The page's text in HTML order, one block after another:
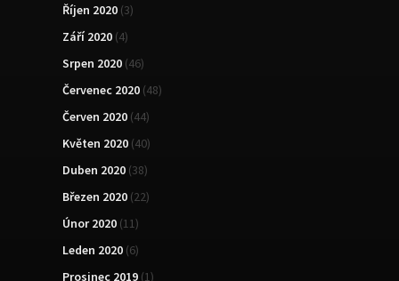
Říjen 2020 (3)
Září 2020 (4)
Srpen 2020 (46)
Červenec 2020 (48)
Červen 2020 (44)
Květen 2020 (40)
Duben 2020 (38)
Březen 2020 (22)
Únor 2020 (11)
Leden 2020 (6)
Prosinec 2019 (1)